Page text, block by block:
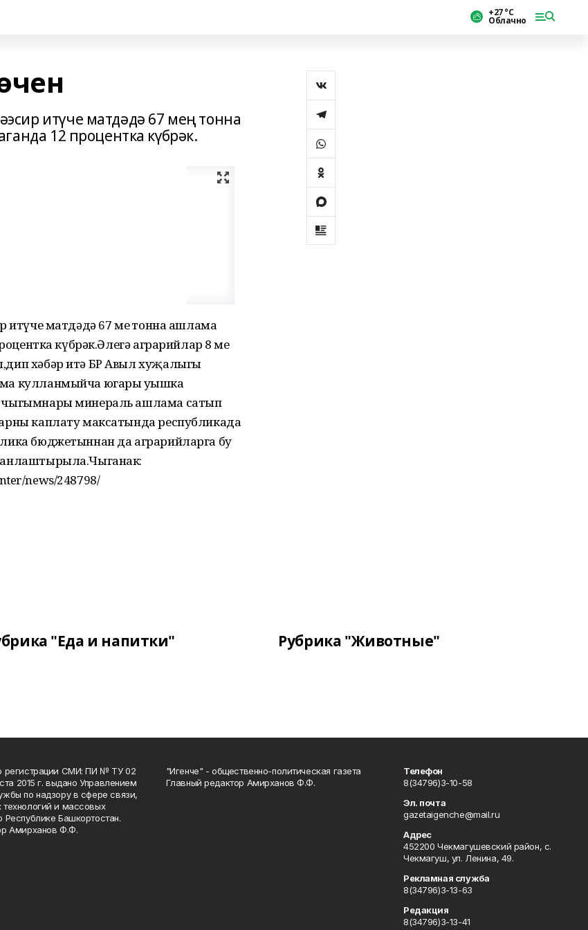
+27 °С
Облачно
итүче матдәдә 67 мең тонна
12 процентка күбрәк.
итүче матдәдә 67 мең тонна ашлама
күбрәк.Әлегә аграрийлар 8 мең
хәбәр итә БР Авыл хуҗалыгы
кулланмыйча югары уңышка
чыгымнары минераль ашлама сатып
каплату максатында республикада
бюджетыннан да аграрийларга бу
news/248798/
"Еда и напитки" Рубрика "Животные"
регистрации СМИ: ПИ № ТУ 02
2015 г. выдано Управлением
по надзору в сфере связи,
и массовых
Республике Башкортостан.
Амирханов Ф.Ф.
"Игенче" - общественно-политическая газета
Главный редактор Амирханов Ф.Ф.
Телефон
8(34796)3-10-58
Эл. почта
gazetaigenche@mail.ru
Адрес
452200 Чекмагушевский район, с.
Чекмагуш, ул. Ленина, 49.
Рекламная служба
8(34796)3-13-63
Редакция
8(34796)3-13-41